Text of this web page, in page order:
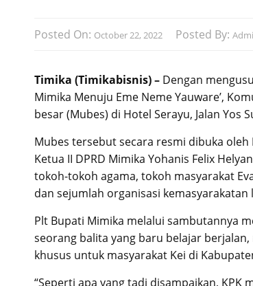
Posted On: October 22, 2022 Posted By:
Timika (Timikabisnis) – Dengan
Mimika Menuju Eme Neme Yauware’,
besar (Mubes) di Hotel Serayu, Jalan Yos
Mubes tersebut secara resmi dibuka
Ketua II DPRD Mimika Yohanis Felix
tokoh-tokoh agama, tokoh masyarakat
dan sejumlah organisasi kemasyarakatan
Plt Bupati Mimika melalui sambutannya
seorang balita yang baru belajar
khusus untuk masyarakat Kei di
“Seperti apa yang tadi disampaikan,